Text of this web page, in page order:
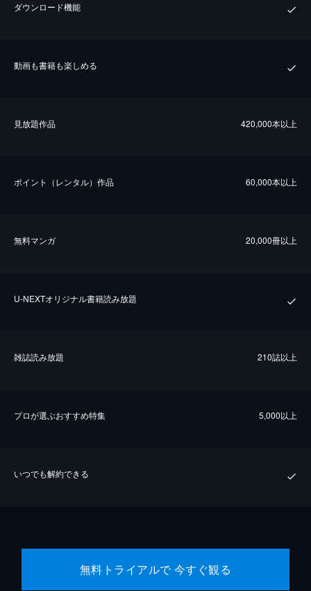
ダウンロード機能
動画も書籍も楽しめる
⾒放題作品 420,000本以上
ポイント（レンタル）作品 60,000本以上
無料マンガ 20,000冊以上
U-NEXTオリジナル書籍読み放題
雑誌読み放題 210誌以上
プロが選ぶおすすめ特集 5,000以上
いつでも解約できる
無料トライアルで 今すぐ観る